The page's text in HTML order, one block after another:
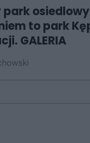
to park
GALERIA